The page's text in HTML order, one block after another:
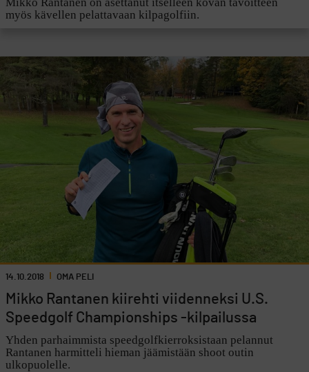
myös kävellen pelattavaan kilpagolfiin.
14.10.2018 OMA PELI
Mikko Rantanen kiirehti viidenneksi U.S.
Speedgolf Championships -kilpailussa
Yhden parhaimmista speedgolfkierroksistaan pelannut
Rantanen harmitteli hieman jäämistään shoot outin
ulkopuolelle.